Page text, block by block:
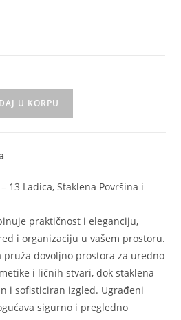
U KORPU
– 13 Ladica, Staklena Površina i
praktičnost i eleganciju,
i organizaciju u vašem prostoru.
dovoljno prostora za uredno
i ličnih stvari, dok staklena
i sofisticiran izgled. Ugrađeni
sigurno i pregledno